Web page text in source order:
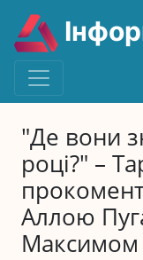
"Де вони
році?" –
Аллою
Максимом